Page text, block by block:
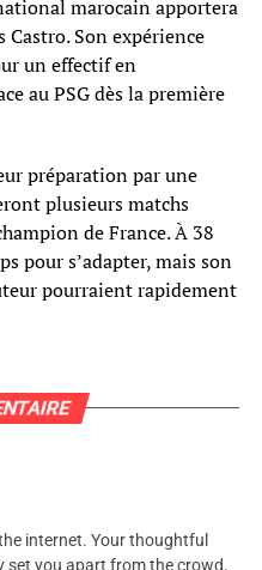
marocain apportera
Son expérience
un effectif en
au PSG dès la première
préparation par une
plusieurs matchs
de France. À 38
pour s’adapter, mais son
pourraient rapidement
internet. Your thoughtful
set you apart from the crowd.